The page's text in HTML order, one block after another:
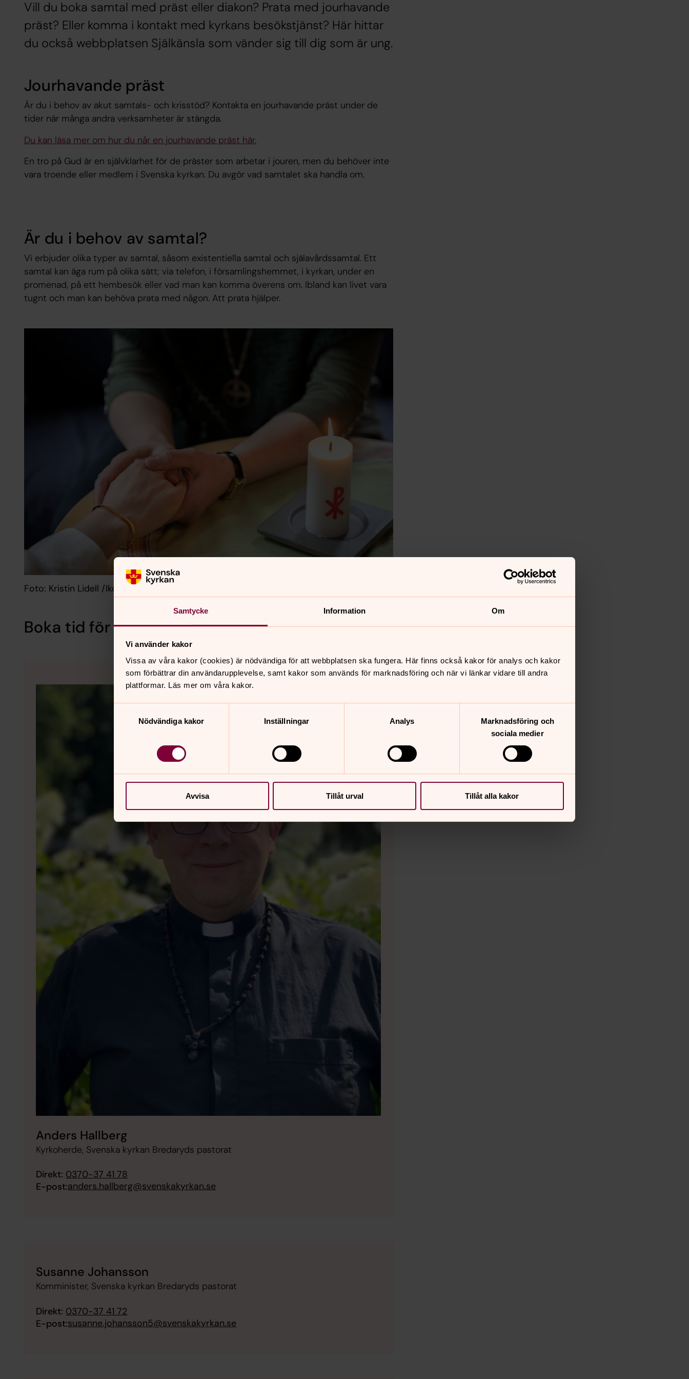
Samtycke Information Om
Vi använder kakor
Vissa av våra kakor (cookies) är nödvändiga för att webbplatsen ska fungera. Här finns också kakor för analys och kakor
som förbättrar din användarupplevelse, samt kakor som används för marknadsföring och när vi länkar vidare till andra
plattformar. Läs mer om våra kakor.
Nödvändiga kakor
Inställningar Analys
Marknadsföring och
sociala medier
Avvisa Tillåt urval Tillåt alla kakor
Vill du boka samtal med präst eller diakon? Prata med jourhavande
präst? Eller komma i kontakt med kyrkans besökstjänst? Här hittar
du också webbplatsen Själkänsla som vänder sig till dig som är ung.
Jourhavande präst
Är du i behov av akut samtals- och krisstöd? Kontakta en jourhavande präst under de
tider när många andra verksamheter är stängda.
Du kan läsa mer om hur du når en jourhavande präst här.
En tro på Gud är en självklarhet för de präster som arbetar i jouren, men du behöver inte
vara troende eller medlem i Svenska kyrkan. Du avgör vad samtalet ska handla om.
Är du i behov av samtal?
Vi erbjuder olika typer av samtal, såsom existentiella samtal och själavårdssamtal. Ett
samtal kan äga rum på olika sätt; via telefon, i församlingshemmet, i kyrkan, under en
promenad, på ett hembesök eller vad man kan komma överens om. Ibland kan livet vara
tugnt och man kan behöva prata med någon. Att prata hjälper.
Foto: Kristin Lidell /Ikon
Boka tid för samtal i Bredaryds pastorat
Anders Hallberg
Kyrkoherde, Svenska kyrkan Bredaryds pastorat
Direkt: 0370-37 41 78
E-post:anders.hallberg@svenskakyrkan.se
Susanne Johansson
Komminister, Svenska kyrkan Bredaryds pastorat
Direkt: 0370-37 41 72
E-post:susanne.johansson5@svenskakyrkan.se